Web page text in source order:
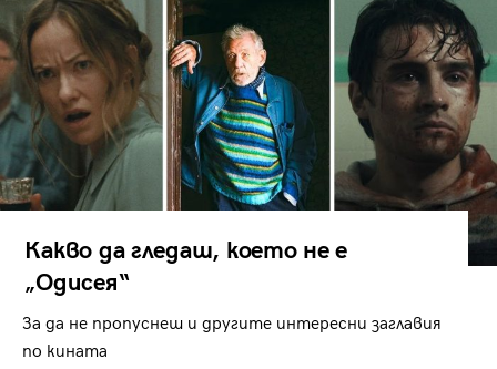
Какво да гледаш, което не е
„Одисея“
За да не пропуснеш и другите интересни заглавия
по кината